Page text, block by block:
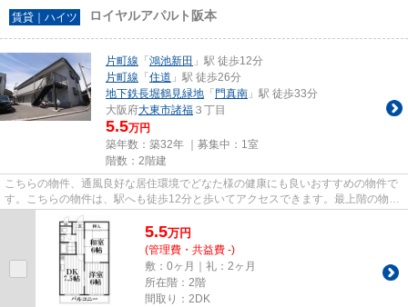
賃貸｜ハイツ ロイヤルアパルト阪本
片町線 「 鴻池新田 」駅 徒歩12分
片町線 「 住道 」駅 徒歩26分
地下鉄長堀鶴見緑地 「 門真南 」駅 徒歩33分
大阪府大東市諸福 ３丁目
5.5万円
築年数：築32年 ｜募集中： 1室
階数：2階建
こちらの物件、通風良好な居住環境でどなた様の健康にも良いおすすめの物件で
す。こちらの物件は、駅へも徒歩12分と歩いてアクセスできます。最上階の物件
なので、きっとご満足頂ける...
5.5万円
(管理費・共益費 -)
敷：0ヶ月｜礼：2ヶ月
所在階：2階
間取り：2DK